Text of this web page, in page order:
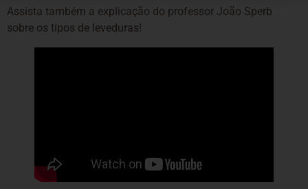
Assista também a explicação do professor João Sperb
sobre os tipos de leveduras!